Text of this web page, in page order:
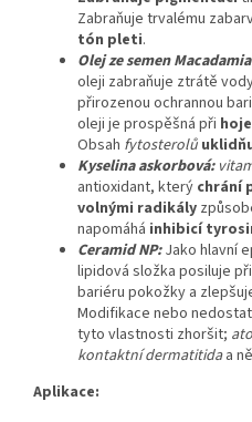
Zabraňuje trvalému
tón pleti.
Olej ze semen
oleji zabraňuje ztrátě
přirozenou ochrannou
oleji je prospěšná při
Obsah fytosterolů
Kyselina askorbová:
antioxidant, který chrání
volnými radikály
napomáhá inhibicí
Ceramid NP:Jako hlavní
lipidová složka posiluje
bariéru pokožky a
Modifikace nebo
tyto vlastnosti zhoršit;
kontaktní dermatitidaa
Aplikace: